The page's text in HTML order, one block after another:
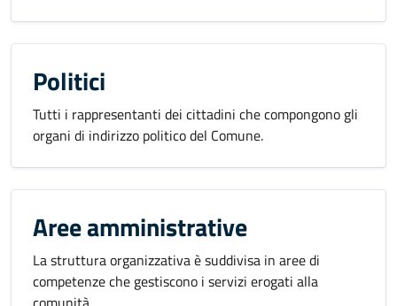
Politici
Tutti i rappresentanti dei cittadini che compongono gli
organi di indirizzo politico del Comune.
Aree amministrative
La struttura organizzativa è suddivisa in aree di
competenze che gestiscono i servizi erogati alla